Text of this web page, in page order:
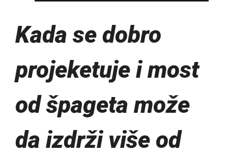
Kada se dobro
projeketuje i most
od špageta može
da izdrži više od